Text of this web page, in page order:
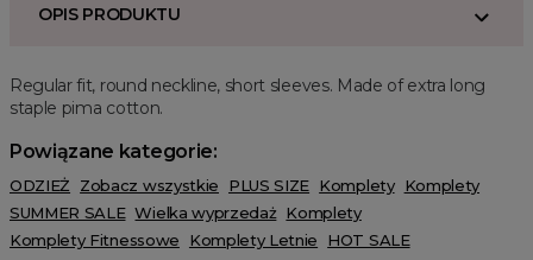
OPIS PRODUKTU
Regular fit, round neckline, short sleeves. Made of extra long
staple pima cotton.
Powiązane kategorie:
ODZIEŻ Zobacz wszystkie PLUS SIZE Komplety Komplety
SUMMER SALE Wielka wyprzedaż Komplety
Komplety Fitnessowe
Komplety Letnie HOT SALE